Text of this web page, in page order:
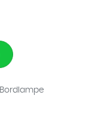
Bordlampe